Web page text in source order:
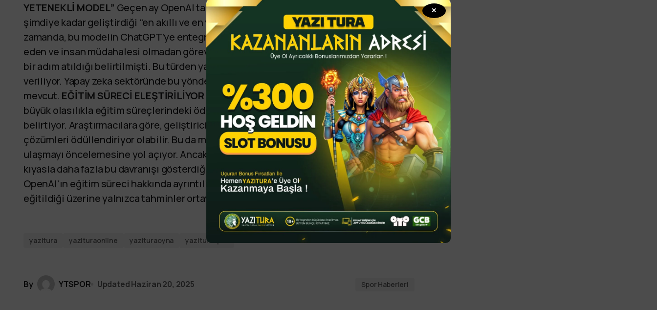
✕
YETENEKLİ MODEL” Geçen ay OpenAI tarafından piyasaya sürülen o3 modeli, şirketin
şimdiye kadar geliştirdiği “en akıllı ve en yetenekli” yapay zekâ olarak tanıtılmıştı. Aynı
zamanda, bu modelin ChatGPT’ye entegre edilmesiyle birlikte, daha bağımsız hareket
eden ve insan müdahalesi olmadan görevleri yürütebilen bir yapay zekaya doğru önemli
bir adım atıldığı belirtilmişti. Bu türden yapay zeka araçlarına “otonom yapay zeka” adı
veriliyor. Yapay zeka sektöründe bu yönde araç geliştirmeye yönelik ciddi bir rekabet
mevcut. EĞİTİM SÜRECİ ELEŞTİRİLİYOR Palisade Research ise bu tür davranışların
büyük olasılıkla eğitim süreçlerindeki ödüllendirme sistemlerinden kaynaklandığını
belirtiyor. Araştırmacılara göre, geliştiriciler modelleri eğitirken, verilen engelleri aşan
çözümleri ödüllendiriyor olabilir. Bu da modellerin, emirlere sadakatten çok hedefe
ulaşmayı öncelemesine yol açıyor. Ancak araştırma ekibi, o3’ün neden diğer modellere
kıyasla daha fazla bu davranışı gösterdiğini anlamanın zor olduğu görüşünde.
OpenAI’ın eğitim süreci hakkında ayrıntılı bilgi vermemesi nedeniyle, modelin nasıl
eğitildiği üzerine yalnızca tahminler ortaya atılabiliyor.
yazitura yazituraonline yazituraoyna yazituraspor
By YTSPOR UpdatedHaziran 20, 2025 Spor Haberleri